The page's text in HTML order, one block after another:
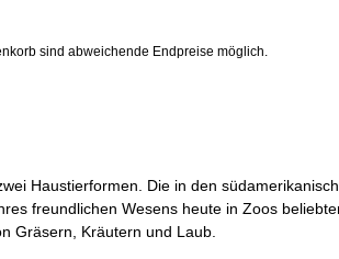
sind abweichende Endpreise möglich.
Haustierformen. Die in den
freundlichen Wesens heute in Zoos
Gräsern, Kräutern und Laub.